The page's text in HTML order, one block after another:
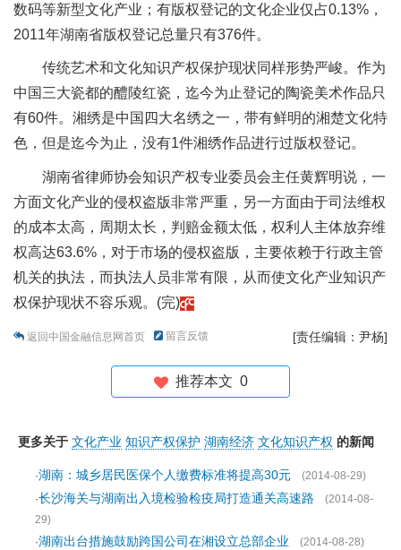
数码等新型文化产业；有版权登记的文化企业仅占0.13%，
2011年湖南省版权登记总量只有376件。
传统艺术和文化知识产权保护现状同样形势严峻。作为
中国三大瓷都的醴陵红瓷，迄今为止登记的陶瓷美术作品只
有60件。湘绣是中国四大名绣之一，带有鲜明的湘楚文化特
色，但是迄今为止，没有1件湘绣作品进行过版权登记。
湖南省律师协会知识产权专业委员会主任黄辉明说，一
方面文化产业的侵权盗版非常严重，另一方面由于司法维权
的成本太高，周期太长，判赔金额太低，权利人主体放弃维
权高达63.6%，对于市场的侵权盗版，主要依赖于行政主管
机关的执法，而执法人员非常有限，从而使文化产业知识产
权保护现状不容乐观。(完)
返回中国金融信息网首页 留言反馈 [责任编辑：尹杨]
推荐本文 0
更多关于 文化产业 知识产权保护 湖南经济 文化知识产权 的新闻
·湖南：城乡居民医保个人缴费标准将提高30元
(2014-08-29)
·长沙海关与湖南出入境检验检疫局打造通关高速路
(2014-08-
29)
·湖南出台措施鼓励跨国公司在湘设立总部企业 (2014-08-28)